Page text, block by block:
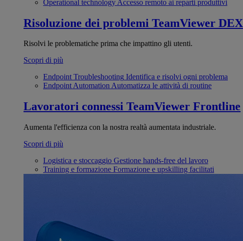
Operational technology Accesso remoto ai reparti produttivi
Risoluzione dei problemi TeamViewer DEX
Risolvi le problematiche prima che impattino gli utenti.
Scopri di più
Endpoint Troubleshooting Identifica e risolvi ogni problema
Endpoint AutomationAutomatizza le attività di routine
Lavoratori connessi TeamViewer Frontline
Aumenta l'efficienza con la nostra realtà aumentata industriale.
Scopri di più
Logistica e stoccaggio Gestione hands-free del lavoro
Training e formazione Formazione e upskilling facilitati